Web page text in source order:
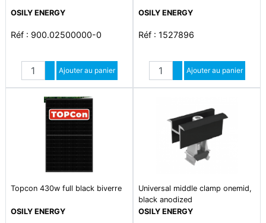
OSILY ENERGY
Réf : 900.02500000-0
Quantité
Augmenter quantité
Diminuer quantité
Ajouter au panier
OSILY ENERGY
Réf : 1527896
Quantité
Augmenter quantité
Diminuer quantité
Ajouter au panier
Topcon 430w full black biverre
OSILY ENERGY
Universal middle clamp onemid,
black anodized
OSILY ENERGY